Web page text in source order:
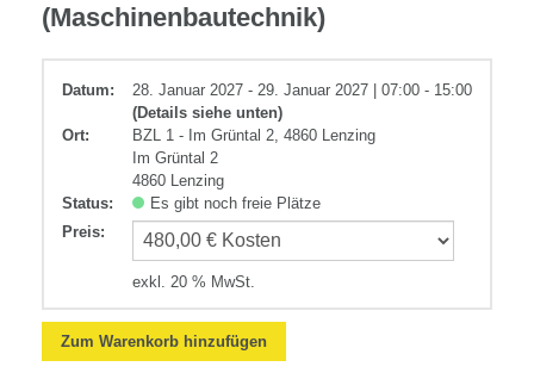
(Maschinenbautechnik)
Datum:
28. Januar 2027 - 29. Januar 2027 | 07:00 - 15:00
(Details siehe unten)
Ort:
BZL 1 - Im Grüntal 2, 4860 Lenzing
Im Grüntal 2
4860 Lenzing
Status:
Es gibt noch freie Plätze
Preis:
exkl. 20 % MwSt.
Zum Warenkorb hinzufügen